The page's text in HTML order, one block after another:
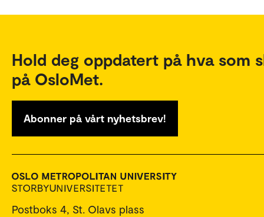
Hold deg oppdatert på hva som
på OsloMet.
Abonner på vårt nyhetsbrev!
Postboks 4, St. Olavs plass